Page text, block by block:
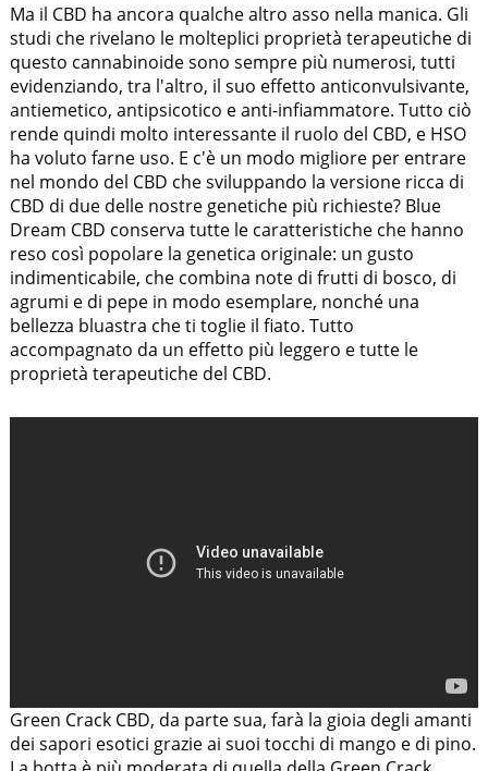
Ma il CBD ha ancora qualche altro asso nella manica. Gli
studi che rivelano le molteplici proprietà terapeutiche di
questo cannabinoide sono sempre più numerosi, tutti
evidenziando, tra l'altro, il suo effetto anticonvulsivante,
antiemetico, antipsicotico e anti-infiammatore. Tutto ciò
rende quindi molto interessante il ruolo del CBD, e HSO
ha voluto farne uso. E c'è un modo migliore per entrare
nel mondo del CBD che sviluppando la versione ricca di
CBD di due delle nostre genetiche più richieste? Blue
Dream CBD conserva tutte le caratteristiche che hanno
reso così popolare la genetica originale: un gusto
indimenticabile, che combina note di frutti di bosco, di
agrumi e di pepe in modo esemplare, nonché una
bellezza bluastra che ti toglie il fiato. Tutto
accompagnato da un effetto più leggero e tutte le
proprietà terapeutiche del CBD.
Green Crack CBD, da parte sua, farà la gioia degli amanti
dei sapori esotici grazie ai suoi tocchi di mango e di pino.